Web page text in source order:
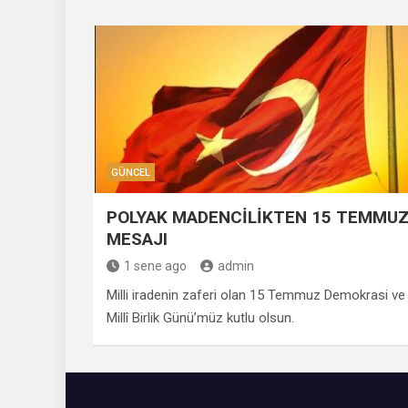
GÜNCEL
POLYAK MADENCİLİKTEN 15
MESAJI
1 sene ago admin
Milli iradenin zaferi olan 15 Temmuz Demokrasi ve
Millî Birlik Günü’müz kutlu olsun.